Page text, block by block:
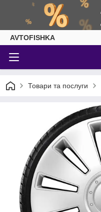
AVTOFISHKA
Товари та послуги